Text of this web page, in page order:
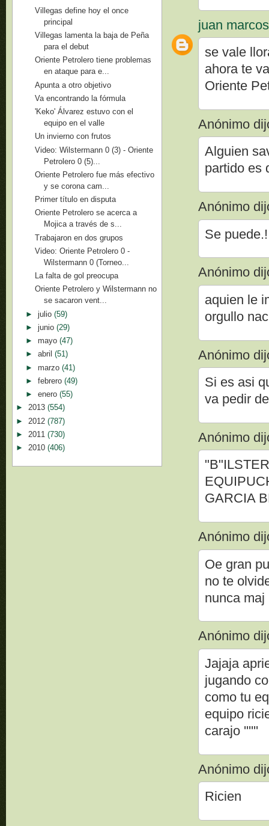
juan marcos
se vale
ahora te
Oriente
Anónimo
Alguien
partido es
Anónimo
Se
Anónimo
aquien le
orgullo
Anónimo
Si es asi
va pedir
Anónimo
GARCIA
Anónimo
Oe gran
no te
nunca maj
Anónimo
Jajaja
jugando
como tu
equipo
carajo ''''''
Anónimo
Ricien
Villegas define hoy el once
principal
Villegas lamenta la baja de Peña
para el debut
Oriente Petrolero tiene problemas
en ataque para e...
Apunta a otro objetivo
Va encontrando la fórmula
'Keko' Álvarez estuvo con el
equipo en el valle
Un invierno con frutos
Video: Wilstermann 0 (3) - Oriente
Petrolero 0 (5)...
Oriente Petrolero fue más efectivo
y se corona cam...
Primer título en disputa
Oriente Petrolero se acerca a
Mojica a través de s...
Trabajaron en dos grupos
Video: Oriente Petrolero 0 -
Wilstermann 0 (Torneo...
La falta de gol preocupa
Oriente Petrolero y Wilstermann no
se sacaron vent...
► julio (59)
► junio (29)
► mayo (47)
► abril (51)
► marzo (41)
► febrero (49)
► enero (55)
► 2013 (554)
► 2012 (787)
► 2011 (730)
► 2010 (406)